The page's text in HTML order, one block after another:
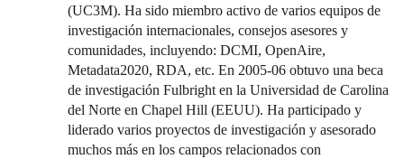
(UC3M). Ha sido miembro activo de varios equipos de
investigación internacionales, consejos asesores y
comunidades, incluyendo: DCMI, OpenAire,
Metadata2020, RDA, etc. En 2005-06 obtuvo una beca
de investigación Fulbright en la Universidad de Carolina
del Norte en Chapel Hill (EEUU). Ha participado y
liderado varios proyectos de investigación y asesorado
muchos más en los campos relacionados con